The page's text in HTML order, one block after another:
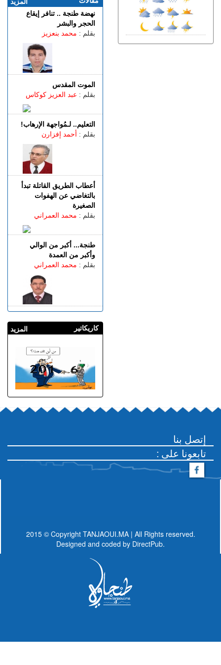
نهضة طنجة .. تنافر إيقاع
الحجر والبشر
بقلم : محمد بنعزيز
الموت المقدس
بقلم : عبد العزيز كوكاس
التعليم.. لـمُواجهة الإرهاب!
بقلم : أحمد إفزارن
أعطاب الطريق القاتلة تبدأ
بالتغاضي عن الهفوات
الصغيرة
بقلم : محمد العمراني
طنجة... أكبر من الوالي
وأكبر من العمدة
بقلم : محمد العمراني
المزيد كاريكاتير
مارسيليا والعودة إلى ريال
السبت 08 غشت | 17:48
إتصل بنا
: تابعونا على
2015 © Copyright TANJAOUI.MA | All Rights reserved.
Designed and coded by DirectPub.